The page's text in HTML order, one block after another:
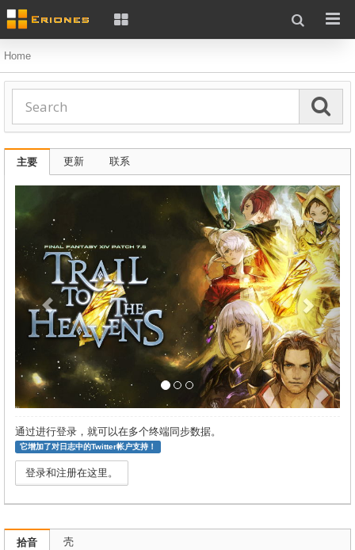
Home
主要 更新 联系
通过进行登录，就可以在多个终端同步数据。
它增加了对日志中的Twitter帐户支持！
登录和注册在这里。
拾音 壳